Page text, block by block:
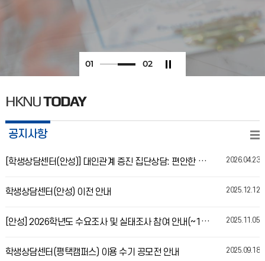
01 02
HKNUTODAY
공지사항
[학생상담센터(안성)] 대인관계 증진 집단상담: 편안한 관계의 시작, 나를 지키며 가까워지기 2026.04.23
학생상담센터(안성) 이전 안내 2025.12.12
[안성] 2026학년도 수요조사 및 실태조사 참여 안내(~12.19) 2025.11.05
학생상담센터(평택캠퍼스) 이용 수기 공모전 안내 2025.09.18